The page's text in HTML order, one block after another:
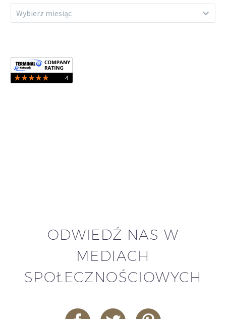
ARCHIWUM
Wybierz miesiąc
ODWIEDŹ NAS W
MEDIACH
SPOŁECZNOŚCIOWYCH